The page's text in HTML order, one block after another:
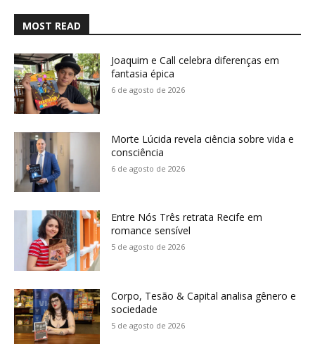
MOST READ
Joaquim e Call celebra diferenças em
fantasia épica
6 de agosto de 2026
Morte Lúcida revela ciência sobre vida e
consciência
6 de agosto de 2026
Entre Nós Três retrata Recife em
romance sensível
5 de agosto de 2026
Corpo, Tesão & Capital analisa gênero e
sociedade
5 de agosto de 2026